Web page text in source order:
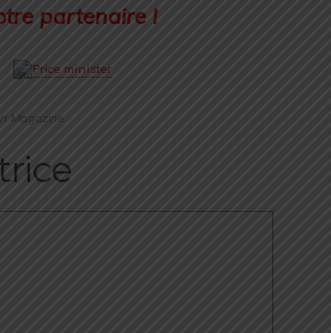
partenaire !
Magazine.